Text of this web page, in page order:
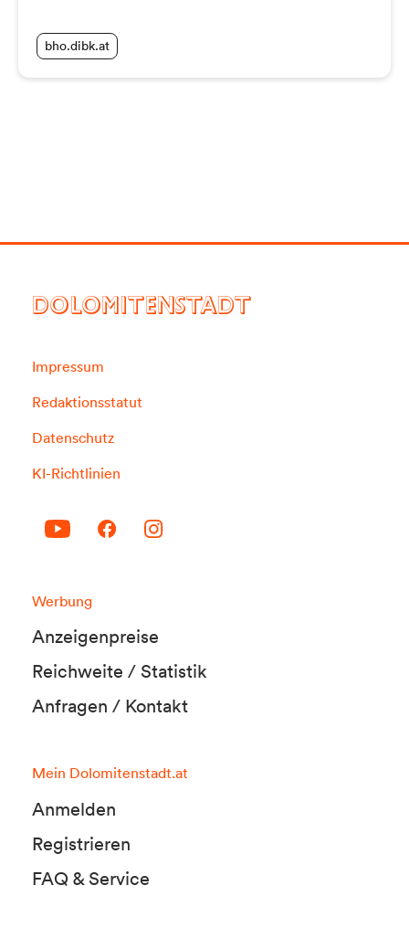
bho.dibk.at
DOLOMITENSTADT
Impressum
Redaktionsstatut
Datenschutz
KI-Richtlinien
Werbung
Anzeigenpreise
Reichweite / Statistik
Anfragen / Kontakt
Mein Dolomitenstadt.at
Anmelden
Registrieren
FAQ & Service